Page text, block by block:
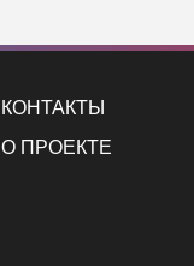
КОНТАКТЫ
О ПРОЕКТЕ